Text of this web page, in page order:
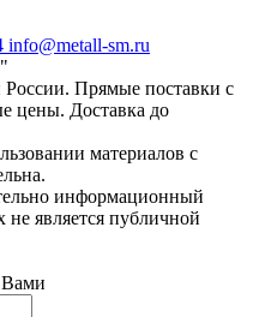
info@metall-sm.ru
России. Прямые поставки с
цены. Доставка до
материалов с
информационный
не является публичной
Вами